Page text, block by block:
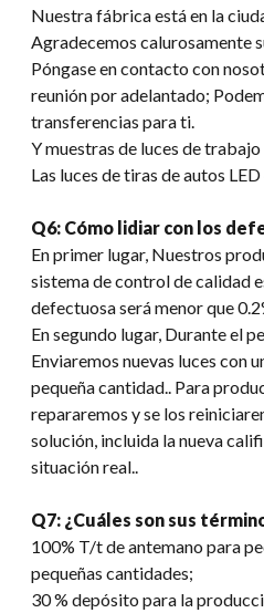
Nuestra fábrica está en la
Agradecemos calurosamente
Póngase en contacto con
reunión por adelantado;
transferencias para ti.
Y muestras de luces de trabajo
Las luces de tiras de autos
Q6: Cómo lidiar con los
En primer lugar, Nuestros
sistema de control de calidad
defectuosa será menor que
En segundo lugar, Durante el
Enviaremos nuevas luces con
pequeña cantidad.. Para
repararemos y se los
solución, incluida la nueva
situación real..
Q7: ¿Cuáles son sus
100% T/t de antemano para
pequeñas cantidades;
30 % depósito para la